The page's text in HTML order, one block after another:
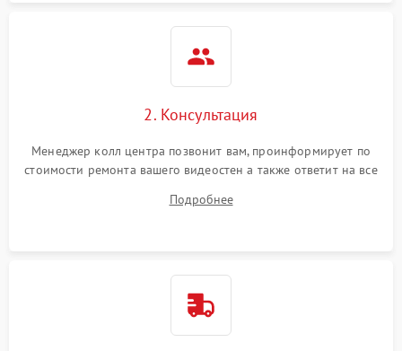
2. Консультация
Менеджер колл центра позвонит вам, проинформирует по
стоимости ремонта вашего видеостен а также ответит на все
Подробнее